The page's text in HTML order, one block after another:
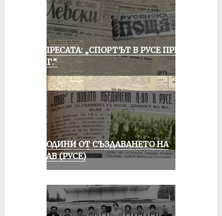
ОТ ПРЕСАТА: „СПОРТЪТ В РУСЕ ПРЕЗ
1935 Г.“
70 ГОДИНИ ОТ СЪЗДАВАНЕТО НА
ДУНАВ (РУСЕ)